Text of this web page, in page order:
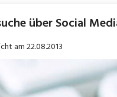
über Social
am22.08.2013